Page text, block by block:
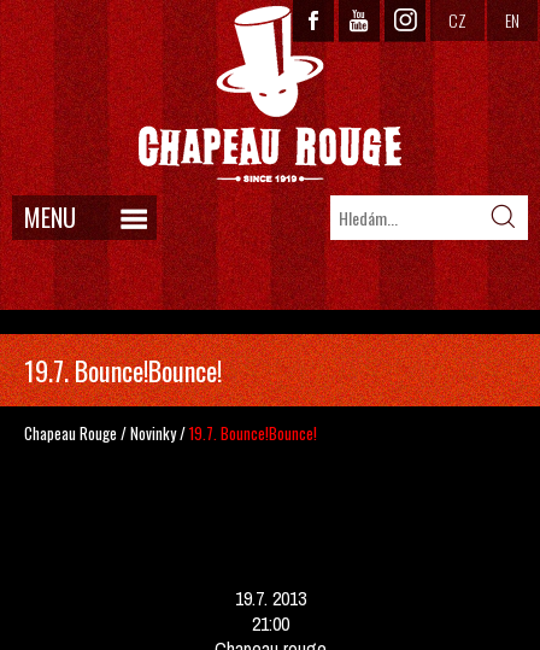
CZ EN
MENU
19.7. Bounce!Bounce!
Chapeau Rouge /Novinky/19.7. Bounce!Bounce!
19.7. 2013
21:00